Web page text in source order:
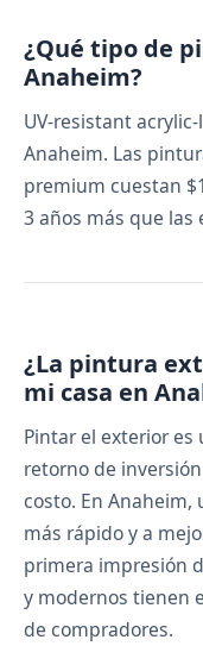
¿Qué tipo de
Anaheim?
UV-resistant
Anaheim. Las
premium cuestan
3 años más que las
¿La pintura
mi casa en
Pintar el exterior es
retorno de
costo. En Anaheim,
más rápido y a
primera impresión
y modernos tienen
de compradores.